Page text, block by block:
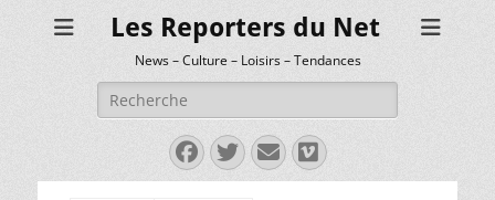
Les Reporters du Net
News – Culture – Loisirs – Tendances
Rechercher :
Facebook
Twitter
E-
mail
Vimeo